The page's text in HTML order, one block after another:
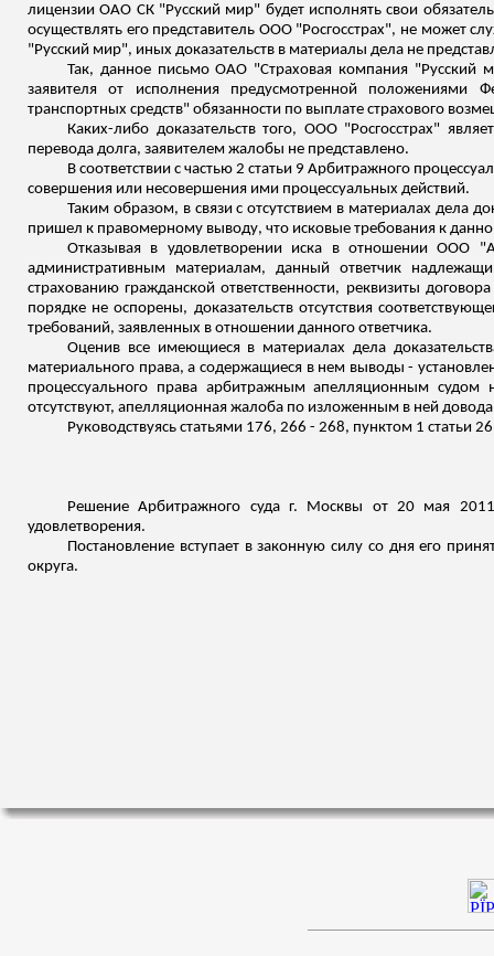
лицензии ОАО СК "Русский мир" будет исполнять свои
осуществлять его представитель ООО "Росгосстрах", не может
"Русский мир", иных доказательств в материалы дела не
Так, данное письмо ОАО "Страховая компания "Русский
заявителя от исполнения предусмотренной положениями
транспортных средств" обязанности по выплате страхового
Каких-либо доказательств того, ООО "Росгосстрах"
перевода долга, заявителем жалобы не представлено.
В соответствии с частью 2 статьи 9 Арбитражного
совершения или несовершения ими процессуальных действий.
Таким образом, в связи с отсутствием в материалах дела
пришел к правомерному выводу, что исковые требования к
Отказывая в удовлетворении иска в отношении ООО
административным материалам, данный ответчик
страхованию гражданской ответственности, реквизиты
порядке не оспорены, доказательств отсутствия
требований, заявленных в отношении данного ответчика.
Оценив все имеющиеся в материалах дела
материального права, а содержащиеся в нем выводы -
процессуального права арбитражным апелляционным
отсутствуют, апелляционная жалоба по изложенным в ней
Руководствуясь статьями 176, 266 - 268, пунктом 1 статьи
Решение Арбитражного суда г. Москвы от 20 мая
удовлетворения.
Постановление вступает в законную силу со дня его
округа.